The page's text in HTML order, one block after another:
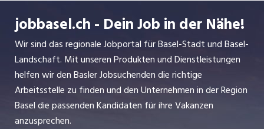
jobbasel.ch - Dein Job in der Nähe!
Wir sind das regionale Jobportal für Basel-Stadt und Basel-
Landschaft. Mit unseren Produkten und Dienstleistungen
helfen wir den Basler Jobsuchenden die richtige
Arbeitsstelle zu finden und den Unternehmen in der Region
Basel die passenden Kandidaten für ihre Vakanzen
anzusprechen.